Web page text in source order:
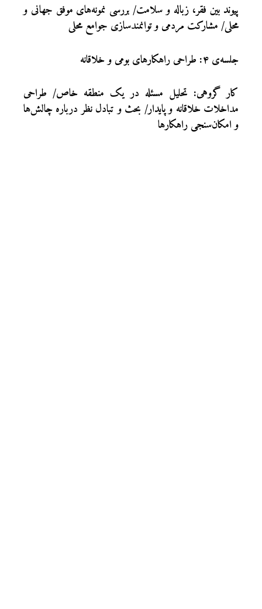
پیوند بین فقر، زباله و سلامت/ بررسی نمونه‌های موفق جهانی و
محلی/ مشارکت مردمی و توانمندسازی جوامع محلی
جلسه‌ی ۴: طراحی راهکارهای بومی و خلاقانه
کار گروهی: تحلیل مسئله در یک منطقه خاص/ طراحی
مداخلات خلاقانه و پایدار/ بحث و تبادل نظر درباره چالش‌ها
و امکان‌سنجی راهکارها